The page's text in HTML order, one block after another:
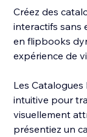
Créez des
interactifs sans
en flipbooks
expérience de
Les
intuitive pour
visuellement
présentiez un